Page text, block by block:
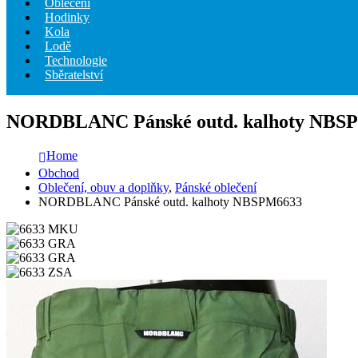
Oblečení
Hodinky
Kola
Lodě
Technologie
Sběratelství
NORDBLANC Pánské outd. kalhoty
Home
Obchod
Oblečení, obuv a doplňky, Pánské oblečení
NORDBLANC Pánské outd. kalhoty NBSPM6633